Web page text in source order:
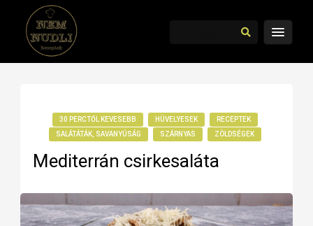
30 PERCTŐL KEVESEBB HÜVELYESEK
RECEPTEK
SALÁTÁTÁK, SAVANYÚSÁG
SZÁRNYAS ZÖLDSÉGEK
Mediterrán csirkesaláta